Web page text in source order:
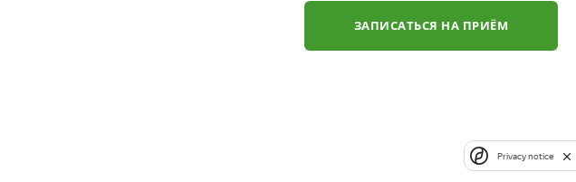
ЗАПИСАТЬСЯ НА ПРИЁМ
Privacy notice